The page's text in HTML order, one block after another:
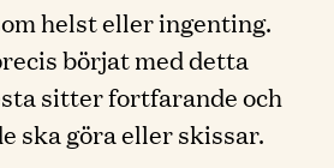
helst eller ingenting.
börjat med detta
sitter fortfarande och
ska göra eller skissar.